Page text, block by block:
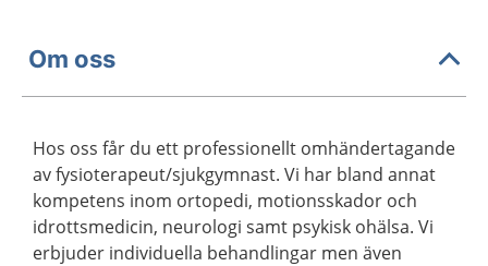
Om oss
Hos oss får du ett professionellt omhändertagande
av fysioterapeut/sjukgymnast. Vi har bland annat
kompetens inom ortopedi, motionsskador och
idrottsmedicin, neurologi samt psykisk ohälsa. Vi
erbjuder individuella behandlingar men även